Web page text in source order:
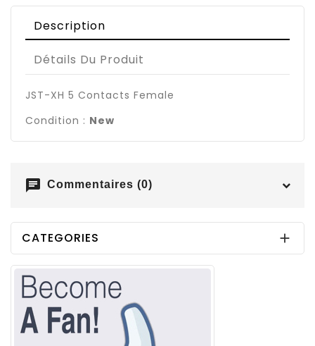
Description
Détails Du Produit
JST-XH 5 Contacts Female
Condition : New
chat Commentaires (0)
CATEGORIES 